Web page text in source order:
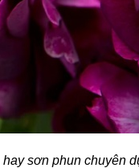
sơn phun chuyên